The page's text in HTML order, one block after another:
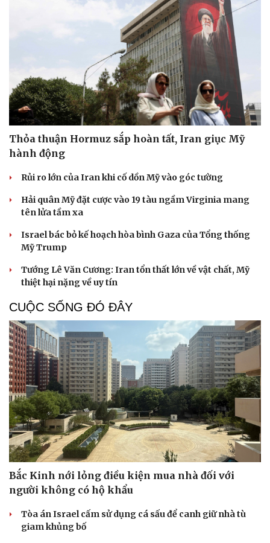
Thỏa thuận Hormuz sắp hoàn tất, Iran giục Mỹ
hành động
Rủi ro lớn của Iran khi cố dồn Mỹ vào góc tường
Hải quân Mỹ đặt cược vào 19 tàu ngầm Virginia mang
tên lửa tầm xa
Israel bác bỏ kế hoạch hòa bình Gaza của Tổng thống
Mỹ Trump
Tướng Lê Văn Cương: Iran tổn thất lớn về vật chất, Mỹ
thiệt hại nặng về uy tín
CUỘC SỐNG ĐÓ ĐÂY
Bắc Kinh nới lỏng điều kiện mua nhà đối với
người không có hộ khẩu
Tòa án Israel cấm sử dụng cá sấu để canh giữ nhà tù
giam khủng bố